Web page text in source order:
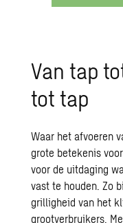
Van tap
tot tap
Waar het afvoeren
grote betekenis
voor de uitdaging
vast te houden. Zo
grilligheid van het
grootverbruikers.